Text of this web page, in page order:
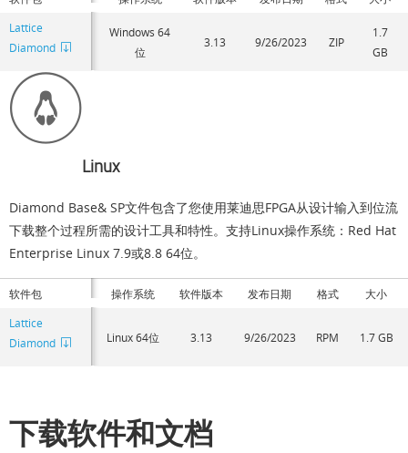
Lattice
Diamond
Windows 64
位
3.13 9/26/2023 ZIP
1.7
GB
Linux
Diamond Base& SP文件包含了您使用莱迪思FPGA从设计输入到位流
下载整个过程所需的设计工具和特性。支持Linux操作系统：Red Hat
Enterprise Linux 7.9或8.8 64位。
软件包 操作系统 软件版本 发布日期 格式
大小
Lattice
Diamond
Linux 64位 3.13 9/26/2023 RPM 1.7 GB
下载软件和文档